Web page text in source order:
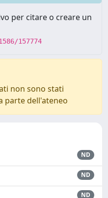
per citare o creare un
157774
non sono stati
parte dell'ateneo
ND
ND
ND